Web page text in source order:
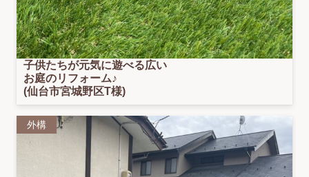
子供たちが元気に遊べる広い
お庭のリフォーム♪
(仙台市宮城野区T様)
外構